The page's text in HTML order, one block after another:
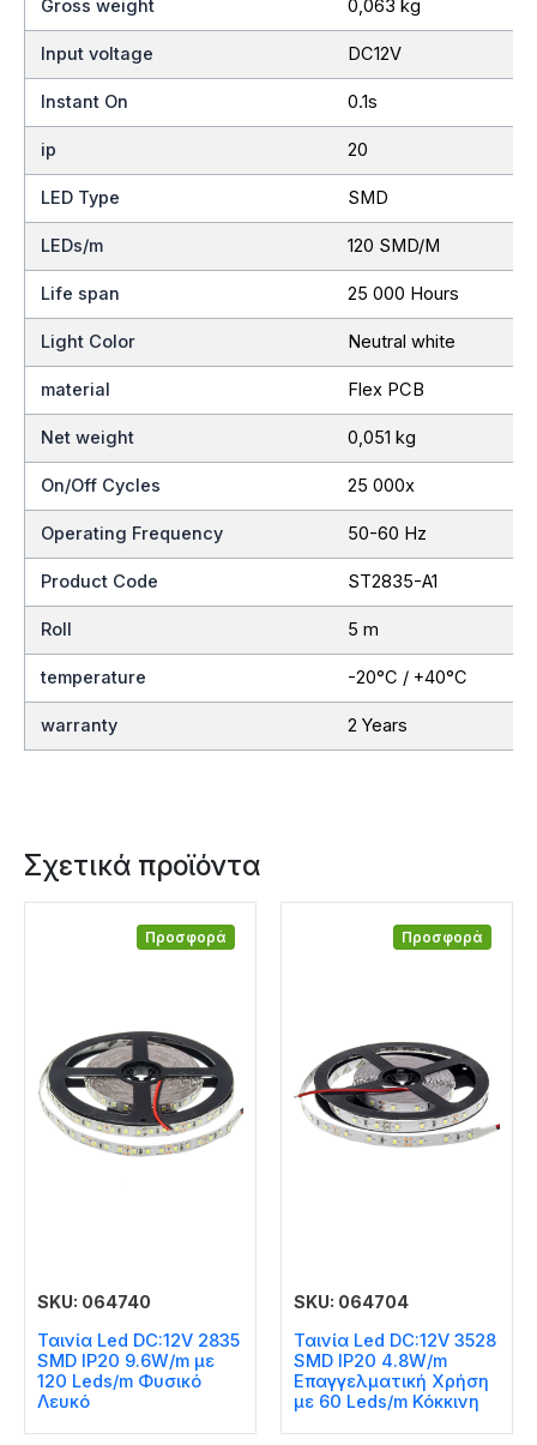
Gross weight 0,063 kg
Input voltage DC12V
Instant On 0.1s
ip 20
LED Type SMD
LEDs/m 120 SMD/M
Life span 25 000 Hours
Light Color Neutral white
material Flex PCB
Net weight 0,051 kg
On/Off Cycles 25 000x
Operating Frequency 50-60 Hz
Product Code ST2835-A1
Roll 5 m
temperature -20°C / +40°C
warranty 2 Years
Σχετικά προϊόντα
Προσφορά
SKU: 064740
Ταινία Led DC:12V 2835
SMD IP20 9.6W/m με
120 Leds/m Φυσικό
Λευκό
Προσφορά
SKU: 064704
Ταινία Led DC:12V 3528
SMD IP20 4.8W/m
Επαγγελματική Χρήση
με 60 Leds/m Κόκκινη